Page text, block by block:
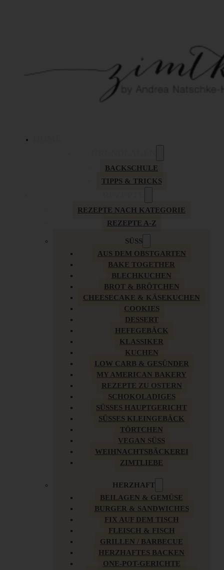
BACKSCHULE
TIPPS & TRICKS
REZEPTE NACH KATEGORIE
REZEPTE A-Z
SÜSS
AUS DEM OBSTGARTEN
BAKE TOGETHER
BLECHKUCHEN
BROT & BRÖTCHEN
CHEESECAKE & KÄSEKUCHEN
COOKIES
DESSERT
HEFEGEBÄCK
KLASSIKER
KUCHEN
LOW CARB & GESÜNDER
MY AMERICAN BAKERY
REZEPTE ZU OSTERN
SCHOKOLADIGES
SÜSSES HAUPTGERICHT
SÜSSES KLEINGEBÄCK
TÖRTCHEN
VEGAN SÜSS
WEIHNACHTSBÄCKEREI
ZIMTLIEBE
HERZHAFT
BEILAGEN & GEMÜSE
BURGER & SANDWICHES
FIX AUF DEM TISCH
FLEISCH & FISCH
GRILLEN / BARBECUE
HERZHAFTES BACKEN
ONE-POT-GERICHTE